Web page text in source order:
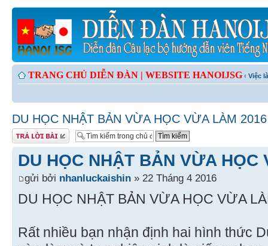
TRANG CHỦ DIỄN ĐÀN | WEBSITE HANOIJSG ‹ Việc
DU HỌC NHẬT BẢN VỪA HỌC VỪA LÀM 2016
Gửi bài trả lời
DU HỌC NHẬT BẢN VỪA HỌC
gửi bởi nhanluckaishin » 22 Tháng 4 2016
DU HỌC NHẬT BẢN VỪA HỌC VỪA
Rất nhiều bạn nhận định hai hình thức